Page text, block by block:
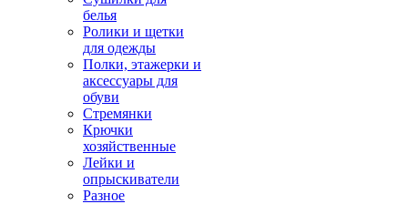
белья
Ролики и щетки
для одежды
Полки, этажерки и
аксессуары для
обуви
Стремянки
Крючки
хозяйственные
Лейки и
опрыскиватели
Разное